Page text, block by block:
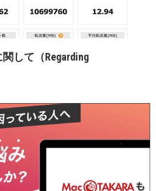
関して（Regarding